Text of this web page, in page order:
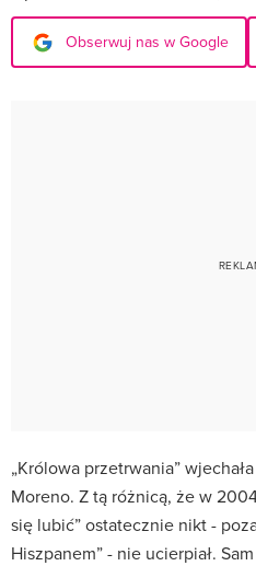
Obserwuj nas w Google
„Królowa przetrwania”
Moreno. Z tą różnicą, że w
się lubić” ostatecznie nikt -
Hiszpanem” - nie ucierpiał.